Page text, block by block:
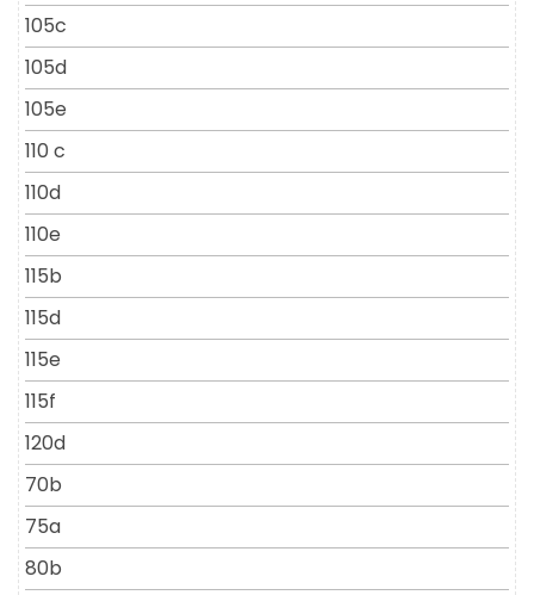
105c
105d
105e
110 c
110d
110e
115b
115d
115e
115f
120d
70b
75a
80b